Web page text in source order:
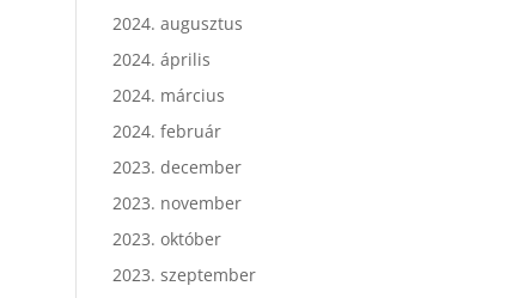
2024. augusztus
2024. április
2024. március
2024. február
2023. december
2023. november
2023. október
2023. szeptember